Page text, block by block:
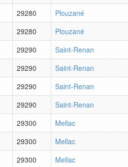
29280
Plouzané
29280
Plouzané
29290
Saint-Renan
29290
Saint-Renan
29290
Saint-Renan
29290
Saint-Renan
29300
Mellac
29300
Mellac
29300
Mellac